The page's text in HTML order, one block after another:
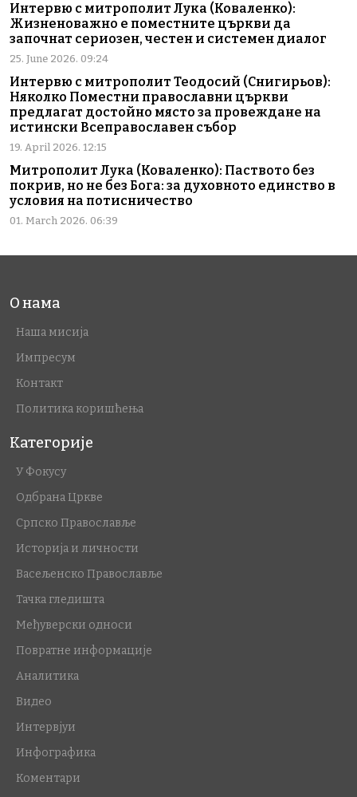
Интервю с митрополит Лука (Коваленко):
Жизненоважно е поместните църкви да
започнат сериозен, честен и системен диалог
25. June 2026. 09:24
Интервю с митрополит Теодосий (Снигирьов):
Няколко Поместни православни църкви
предлагат достойно място за провеждане на
истински Всеправославен събор
19. April 2026. 12:15
Митрополит Лука (Коваленко): Паството без
покрив, но не без Бога: за духовното единство в
условия на потисничество
01. March 2026. 06:39
О нама
Наша мисија
Импресум
Контакт
Политика коришћења
Категорије
У Фокусу
Одбрана Цркве
Српско Православље
Историја и личности
Васељенско Православље
Тачка гледишта
Међуверски односи
Повратне информације
Аналитика
Видео
Интервјуи
Инфографика
Коментари